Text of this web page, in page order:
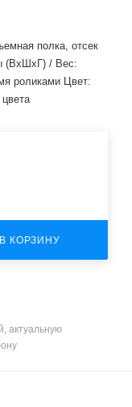
полка, отсек
(ВхШхГ) / Вес:
роликами Цвет:
В КОРЗИНУ
актуальную